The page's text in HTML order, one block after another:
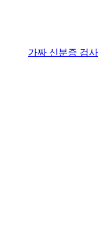
가짜 신분증 검사